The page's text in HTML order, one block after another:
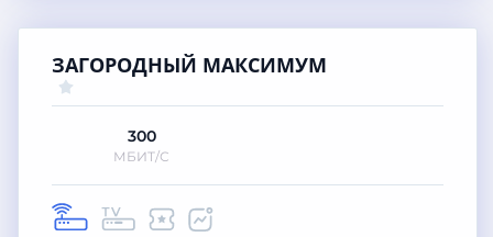
ЗАГОРОДНЫЙ МАКСИМУМ
300
МБИТ/С